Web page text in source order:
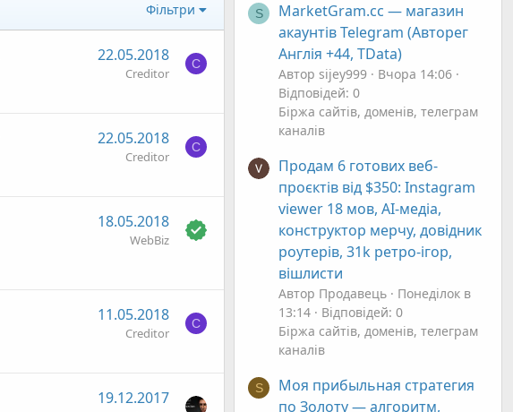
Фільтри
22.05.2018
Creditor
C
22.05.2018
Creditor
C
18.05.2018
WebBiz
11.05.2018
Creditor
C
19.12.2017
S
MarketGram.cc — магазин
акаунтів Telegram (Авторег
Англія +44, TData)
Автор sijey999
Вчора 14:06
Відповідей: 0
Біржа сайтів, доменів, телеграм
каналів
Продам 6 готових веб-
проєктів від $350: Instagram
viewer 18 мов, AI-медіа,
конструктор мерчу, довідник
роутерів, 31k ретро-ігор,
вішлисти
Автор Продавець
Понеділок в
13:14
Відповідей: 0
Біржа сайтів, доменів, телеграм
каналів
S
Моя прибыльная стратегия
по Золоту — алгоритм,